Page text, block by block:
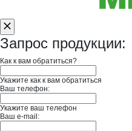
Запрос продукции:
Как к вам обратиться?
Укажите как к вам обратиться
Ваш телефон:
Укажите ваш телефон
Ваш e-mail: